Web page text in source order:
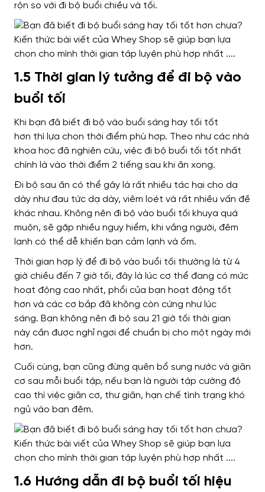
rộn so với đi bộ buổi chiều và tối.
1.5 Thời gian lý tưởng để đi bộ vào
buổi tối
Khi bạn đã biết đi bộ vào buổi sáng hay tối tốt
hơn thì lựa chọn thời điểm phù hợp. Theo như các nhà
khoa học đã nghiên cứu, việc đi bộ buổi tối tốt nhất
chính là vào thời điểm 2 tiếng sau khi ăn xong.
Đi bộ sau ăn có thể gây là rất nhiều tác hại cho dạ
dày như đau tức dạ dày, viêm loét và rất nhiều vấn đề
khác nhau. Không nên đi bộ vào buổi tối khuya quá
muộn, sẽ gặp nhiều nguy hiểm, khi vắng người, đêm
lạnh có thể dễ khiến bạn cảm lạnh và ốm.
Thời gian hợp lý để đi bộ vào buổi tối thường là từ4
giờ chiều đến 7 giờ tối, đây là lúc cơ thể đang có mức
hoạt động cao nhất, phổi của bạn hoạt động tốt
hơn và các cơ bắp đã không còn cứng như lúc
sáng. Bạn không nên đi bộ sau 21 giờ tối thời gian
này cần được nghỉ ngơi để chuẩn bị cho một ngày mới
hơn.
Cuối cùng, bạn cũng đừng quên bổ sung nước và giãn
cơ sau mỗi buổi tập, nếu bạn là người tập cường độ
cao thì việc giãn cơ, thư giãn, hạn chế tình trạng khó
ngủ vào ban đêm.
1.6 Hướng dẫn đi bộ buổi tối hiệu